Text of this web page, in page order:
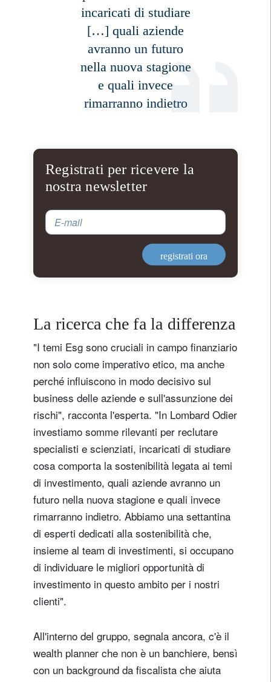
incaricati di studiare
[…] quali aziende
avranno un futuro
nella nuova stagione
e quali invece
rimarranno indietro
Registrati per ricevere la
nostra newsletter
E-mail
registrati ora
La ricerca che fa la differenza
"I temi Esg sono cruciali in campo finanziario
non solo come imperativo etico, ma anche
perché influiscono in modo decisivo sul
business delle aziende e sull'assunzione dei
rischi", racconta l'esperta. "In Lombard Odier
investiamo somme rilevanti per reclutare
specialisti e scienziati, incaricati di studiare
cosa comporta la sostenibilità legata ai temi
di investimento, quali aziende avranno un
futuro nella nuova stagione e quali invece
rimarranno indietro. Abbiamo una settantina
di esperti dedicati alla sostenibilità che,
insieme al team di investimenti, si occupano
di individuare le migliori opportunità di
investimento in questo ambito per i nostri
clienti".
All'interno del gruppo, segnala ancora, c'è il
wealth planner che non è un banchiere, bensì
con un background da fiscalista che aiuta